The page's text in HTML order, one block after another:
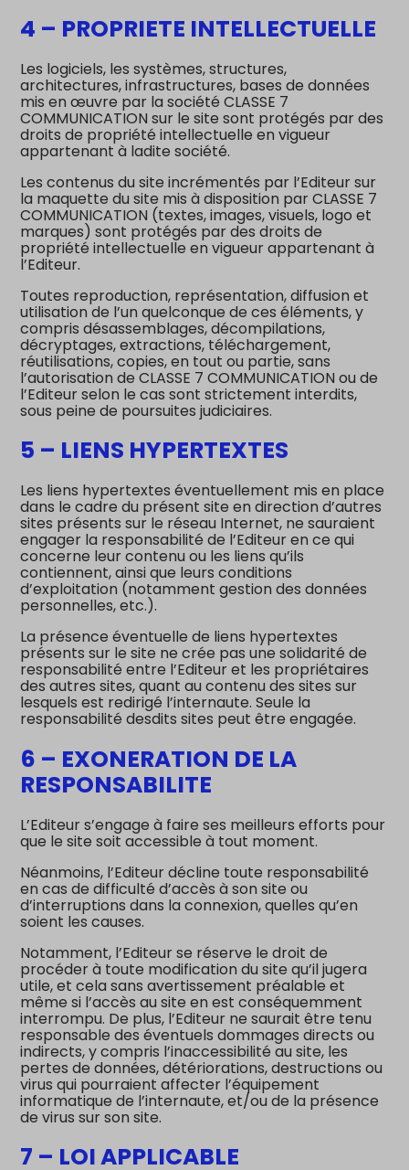
4 – PROPRIETE INTELLECTUELLE
Les logiciels, les systèmes, structures,
architectures, infrastructures, bases de données
mis en œuvre par la société CLASSE 7
COMMUNICATION sur le site sont protégés par des
droits de propriété intellectuelle en vigueur
appartenant à ladite société.
Les contenus du site incrémentés par l’Editeur sur
la maquette du site mis à disposition par CLASSE 7
COMMUNICATION (textes, images, visuels, logo et
marques) sont protégés par des droits de
propriété intellectuelle en vigueur appartenant à
l’Editeur.
Toutes reproduction, représentation, diffusion et
utilisation de l’un quelconque de ces éléments, y
compris désassemblages, décompilations,
décryptages, extractions, téléchargement,
réutilisations, copies, en tout ou partie, sans
l’autorisation de CLASSE 7 COMMUNICATION ou de
l’Editeur selon le cas sont strictement interdits,
sous peine de poursuites judiciaires.
5 – LIENS HYPERTEXTES
Les liens hypertextes éventuellement mis en place
dans le cadre du présent site en direction d’autres
sites présents sur le réseau Internet, ne sauraient
engager la responsabilité de l’Editeur en ce qui
concerne leur contenu ou les liens qu’ils
contiennent, ainsi que leurs conditions
d’exploitation (notamment gestion des données
personnelles, etc.).
La présence éventuelle de liens hypertextes
présents sur le site ne crée pas une solidarité de
responsabilité entre l’Editeur et les propriétaires
des autres sites, quant au contenu des sites sur
lesquels est redirigé l’internaute. Seule la
responsabilité desdits sites peut être engagée.
6 – EXONERATION DE LA
RESPONSABILITE
L’Editeur s’engage à faire ses meilleurs efforts pour
que le site soit accessible à tout moment.
Néanmoins, l’Editeur décline toute responsabilité
en cas de difficulté d’accès à son site ou
d’interruptions dans la connexion, quelles qu’en
soient les causes.
Notamment, l’Editeur se réserve le droit de
procéder à toute modification du site qu’il jugera
utile, et cela sans avertissement préalable et
même si l’accès au site en est conséquemment
interrompu. De plus, l’Editeur ne saurait être tenu
responsable des éventuels dommages directs ou
indirects, y compris l’inaccessibilité au site, les
pertes de données, détériorations, destructions ou
virus qui pourraient affecter l’équipement
informatique de l’internaute, et/ou de la présence
de virus sur son site.
7 – LOI APPLICABLE